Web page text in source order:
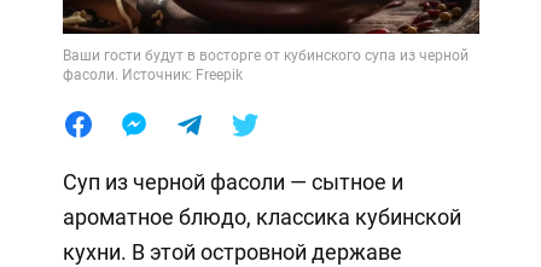
Ваши гости будут в восторге от кубинского супа из черной
фасоли. Источник: Freepik
Суп из черной фасоли — сытное и
ароматное блюдо, классика кубинской
кухни. В этой островной державе